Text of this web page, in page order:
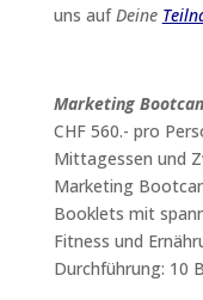
uns aufDeine
Marketing
CHF 560.- pro
Mittagessen und
Marketing
Booklets mit
Fitness und
Durchführung: 10